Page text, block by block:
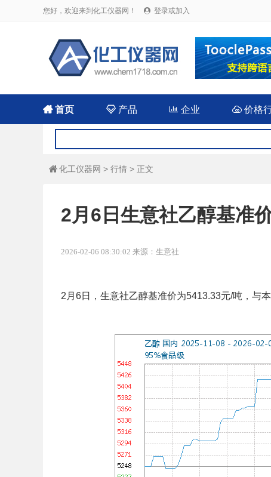
您好，欢迎来到化工仪器网！  登录或加入
首页 产品  企业 价格
 化工仪器网 > 行情 > 正文
2月6日生意社乙醇基准
2026-02-06 08:30:02 来源：生意社
2月6日，生意社乙醇基准价为5413.33元/吨，与